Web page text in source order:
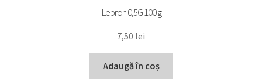
Lebron 0,5G 100 g
7,50 lei
Adaugă în coș